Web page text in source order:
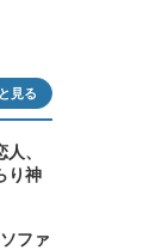
見る
、
り神
ファ